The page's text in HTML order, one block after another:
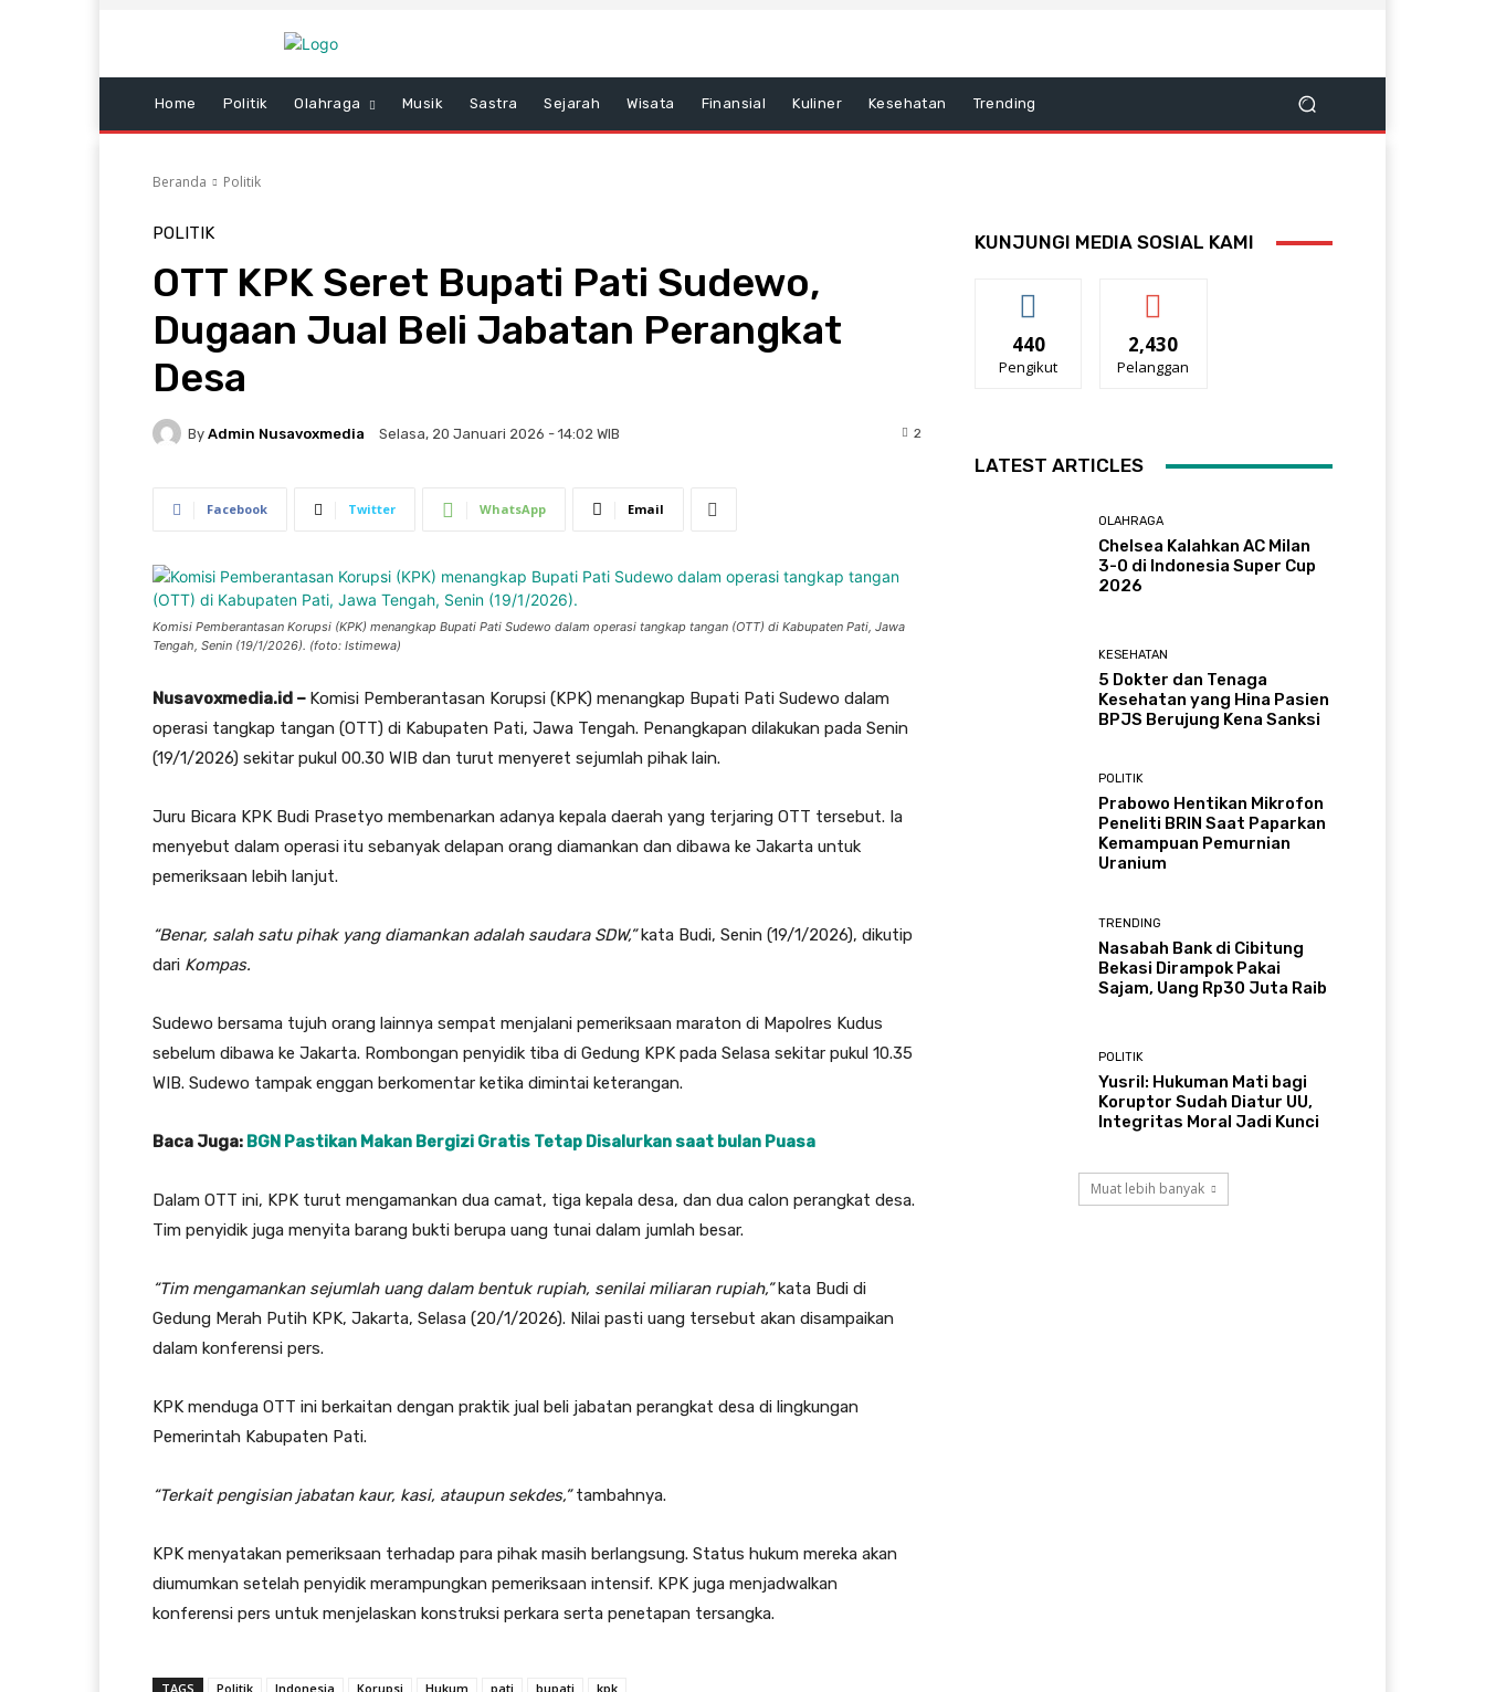
Home Politik Olahraga Musik Sastra Sejarah Wisata Finansial Kuliner Kesehatan Trending
Beranda Politik
POLITIK
OTT KPK Seret Bupati Pati Sudewo,
Dugaan Jual Beli Jabatan Perangkat
Desa
By Admin Nusavoxmedia Selasa, 20 Januari 2026 - 14:02 WIB 2
Facebook Twitter WhatsApp Email
Komisi Pemberantasan Korupsi (KPK) menangkap Bupati Pati Sudewo dalam operasi tangkap tangan (OTT) di Kabupaten Pati, Jawa
Tengah, Senin (19/1/2026). (foto: Istimewa)
Nusavoxmedia.id – Komisi Pemberantasan Korupsi (KPK) menangkap Bupati Pati Sudewo dalam
operasi tangkap tangan (OTT) di Kabupaten Pati, Jawa Tengah. Penangkapan dilakukan pada Senin
(19/1/2026) sekitar pukul 00.30 WIB dan turut menyeret sejumlah pihak lain.
Juru Bicara KPK Budi Prasetyo membenarkan adanya kepala daerah yang terjaring OTT tersebut. Ia
menyebut dalam operasi itu sebanyak delapan orang diamankan dan dibawa ke Jakarta untuk
pemeriksaan lebih lanjut.
“Benar, salah satu pihak yang diamankan adalah saudara SDW,”kata Budi, Senin (19/1/2026), dikutip
dari Kompas.
Sudewo bersama tujuh orang lainnya sempat menjalani pemeriksaan maraton di Mapolres Kudus
sebelum dibawa ke Jakarta. Rombongan penyidik tiba di Gedung KPK pada Selasa sekitar pukul 10.35
WIB. Sudewo tampak enggan berkomentar ketika dimintai keterangan.
Baca Juga: BGN Pastikan Makan Bergizi Gratis Tetap Disalurkan saat bulan Puasa
Dalam OTT ini, KPK turut mengamankan dua camat, tiga kepala desa, dan dua calon perangkat desa.
Tim penyidik juga menyita barang bukti berupa uang tunai dalam jumlah besar.
“Tim mengamankan sejumlah uang dalam bentuk rupiah, senilai miliaran rupiah,”kata Budi di
Gedung Merah Putih KPK, Jakarta, Selasa (20/1/2026). Nilai pasti uang tersebut akan disampaikan
dalam konferensi pers.
KPK menduga OTT ini berkaitan dengan praktik jual beli jabatan perangkat desa di lingkungan
Pemerintah Kabupaten Pati.
“Terkait pengisian jabatan kaur, kasi, ataupun sekdes,”tambahnya.
KPK menyatakan pemeriksaan terhadap para pihak masih berlangsung. Status hukum mereka akan
diumumkan setelah penyidik merampungkan pemeriksaan intensif. KPK juga menjadwalkan
konferensi pers untuk menjelaskan konstruksi perkara serta penetapan tersangka.
TAGS Politik Indonesia Korupsi Hukum pati bupati kpk
KUNJUNGI MEDIA SOSIAL KAMI
440
Pengikut
2,430
Pelanggan
LATEST ARTICLES
OLAHRAGA
Chelsea Kalahkan AC Milan
3-0 di Indonesia Super Cup
2026
KESEHATAN
5 Dokter dan Tenaga
Kesehatan yang Hina Pasien
BPJS Berujung Kena Sanksi
POLITIK
Prabowo Hentikan Mikrofon
Peneliti BRIN Saat Paparkan
Kemampuan Pemurnian
Uranium
TRENDING
Nasabah Bank di Cibitung
Bekasi Dirampok Pakai
Sajam, Uang Rp30 Juta Raib
POLITIK
Yusril: Hukuman Mati bagi
Koruptor Sudah Diatur UU,
Integritas Moral Jadi Kunci
Muat lebih banyak